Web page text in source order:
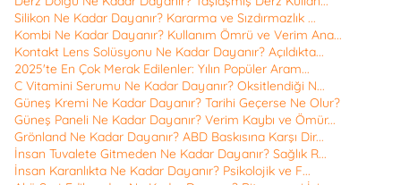
Silikon Ne Kadar Dayanır? Kararma ve Sızdırmazlık ...
Kombi Ne Kadar Dayanır? Kullanım Ömrü ve Verim Ana...
Kontakt Lens Solüsyonu Ne Kadar Dayanır? Açıldıkta...
2025'te En Çok Merak Edilenler: Yılın Popüler Aram...
C Vitamini Serumu Ne Kadar Dayanır? Oksitlendiği N...
Güneş Kremi Ne Kadar Dayanır? Tarihi Geçerse Ne Olur?
Güneş Paneli Ne Kadar Dayanır? Verim Kaybı ve Ömür...
Grönland Ne Kadar Dayanır? ABD Baskısına Karşı Dir...
İnsan Tuvalete Gitmeden Ne Kadar Dayanır? Sağlık R...
İnsan Karanlıkta Ne Kadar Dayanır? Psikolojik ve F...